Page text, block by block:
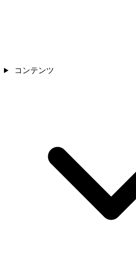
コンテンツ